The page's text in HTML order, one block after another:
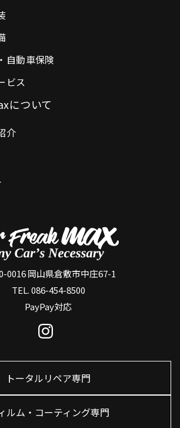
自動車保険
ビス
について
介
0016 岡山県倉敷市中庄67-1
TEL. 086-454-8500
PayPay対応
トータルリペア専門
ルム・コーティング専門